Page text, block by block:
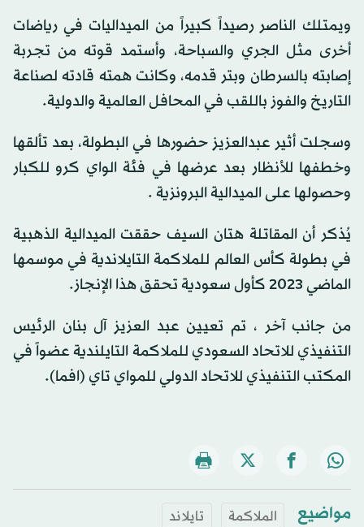
ويمتلك الناصر رصيداً كبيراً من الميداليات في رياضات
أخرى مثل الجري والسباحة، وأستمد قوته من تجربة
إصابته بالسرطان وبتر قدمه، وكانت همته قادته لصناعة
التاريخ والفوز باللقب في المحافل العالمية والدولية.
وسجلت أثير عبدالعزيز حضورها في البطولة، بعد تألقها
وخطفها للأنظار بعد عرضها في فئة الواي كرو للكبار
وحصولها على الميدالية البرونزية .
يُذكر أن المقاتلة هتان السيف حققت الميدالية الذهبية
في بطولة كأس العالم للملاكمة التايلاندية في موسمها
الماضي 2023 كأول سعودية تحقق هذا الإنجاز.
من جانب آخر ، تم تعيين عبد العزيز آل بنان الرئيس
التنفيذي للاتحاد السعودي للملاكمة التايلندية عضواً في
المكتب التنفيذي للاتحاد الدولي للمواي تاي (افما).
مواضيع الملاكمة تايلاند